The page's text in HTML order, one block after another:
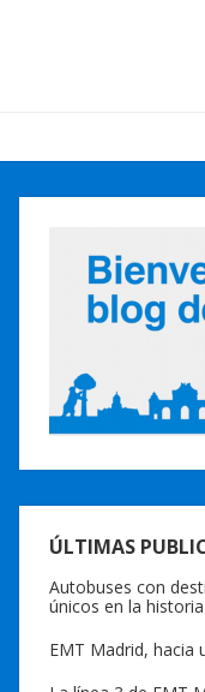
ÚLTIMAS
Autobuses con
únicos en la
EMT Madrid, hacia